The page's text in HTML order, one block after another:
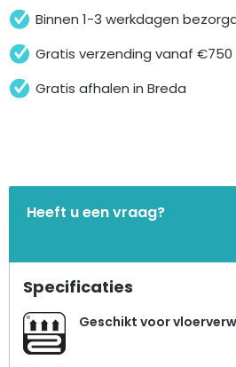
Binnen 1-3 werkdagen
Gratis verzending vanaf €750
Gratis afhalen in Breda
Heeft u een vraag?
Specificaties
Geschikt voor